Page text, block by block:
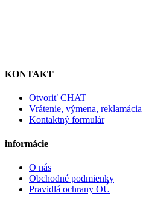
KONTAKT
Otvoriť CHAT
Vrátenie, výmena, reklamácia
Kontaktný formulár
informácie
O nás
Obchodné podmienky
Pravidlá ochrany OÚ